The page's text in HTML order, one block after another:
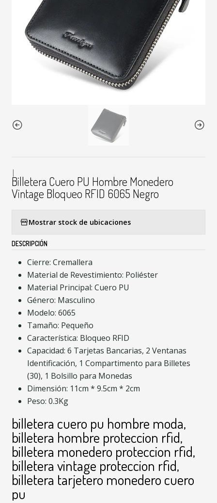
|
Billetera Cuero PU Hombre Monedero
Vintage Bloqueo RFID 6065 Negro
Mostrar stock de ubicaciones
DESCRIPCIÓN
Cierre: Cremallera
Material de Revestimiento: Poliéster
Material Principal: Cuero PU
Género: Masculino
Modelo: 6065
Tamaño: Pequeño
Característica: Bloqueo RFID
Capacidad: 6 Tarjetas Bancarias, 2 Ventanas
Identificación, 1 Compartimento para Billetes
(30), 1 Bolsillo para Monedas
Dimensión: 11cm * 9.5cm * 2cm
Peso: 0.3Kg
billetera cuero pu hombre moda,
billetera hombre proteccion rfid,
billetera monedero proteccion rfid,
billetera vintage proteccion rfid,
billetera tarjetero monedero cuero
pu